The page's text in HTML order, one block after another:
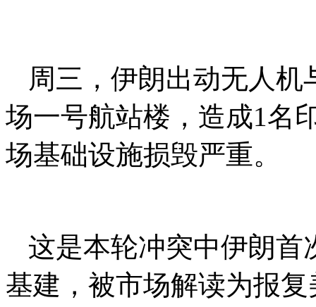
周三，伊朗出动无人
场一号航站楼，造成1名
场基础设施损毁严重。
这是本轮冲突中伊朗首
基建，被市场解读为报